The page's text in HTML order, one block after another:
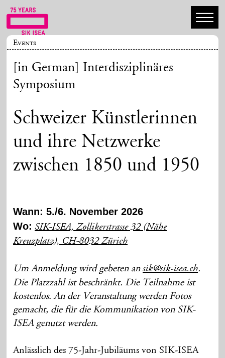
Events
[in German] Interdisziplinäres
Symposium
Schweizer Künstlerinnen
und ihre Netzwerke
zwischen 1850 und 1950
Wann: 5./6. November 2026
Wo: SIK-ISEA, Zollikerstrasse 32 (Nähe
Kreuzplatz), CH-8032 Zürich
Um Anmeldung wird gebeten ansik@sik-isea.ch.
Die Platzzahl ist beschränkt. Die Teilnahme ist
kostenlos. An der Veranstaltung werden Fotos
gemacht, die für die Kommunikation von SIK-
ISEA genutzt werden.
Anlässlich des 75-Jahr-Jubiläums von SIK-ISEA